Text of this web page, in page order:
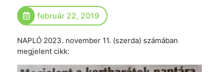
február 22, 2019
NAPLÓ 2023. november 11. (szerda) számában
megjelent cikk: